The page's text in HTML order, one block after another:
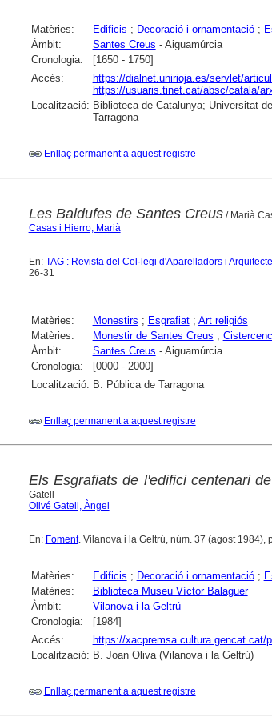
Matèries: Edificis ; Decoració i ornamentació;
Àmbit:
Santes Creus - Aiguamúrcia
Cronologia:
[1650 - 1750]
Accés:
https://dialnet.unirioja.es/servlet/
https://usuaris.tinet.cat/absc/catala/
Localització: Biblioteca de Catalunya; Universitat
Tarragona
Enllaç permanent a aquest registre
Les Baldufes de Santes Creus/ Marià
Casas i Hierro, Marià
En: TAG : Revista del Col·legi d'Aparelladors i
26-31
Matèries: Monestirs ; Esgrafiat; Art religiós
Matèries:
Monestir de Santes Creus ;
Àmbit:
Santes Creus - Aiguamúrcia
Cronologia:
[0000 - 2000]
Localització: B. Pública de Tarragona
Enllaç permanent a aquest registre
Els Esgrafiats de l'edifici centenari
Gatell
Olivé Gatell, Àngel
En: Foment. Vilanova i la Geltrú, núm. 37 (agost 1984),
Matèries: Edificis ; Decoració i ornamentació;
Matèries:
Biblioteca Museu Víctor Balaguer
Àmbit:
Vilanova i la Geltrú
Cronologia:
[1984]
Accés:
https://xacpremsa.cultura.gencat.cat/
Localització: B. Joan Oliva (Vilanova i la Geltrú)
Enllaç permanent a aquest registre